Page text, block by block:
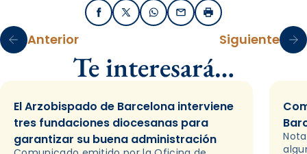
FacebookX / TwitterWhatsApp
EmailImprimir
Anterior Siguiente
Te interesará…
El Arzobispado de Barcelona interviene
tres fundaciones diocesanas para
garantizar su buena administración